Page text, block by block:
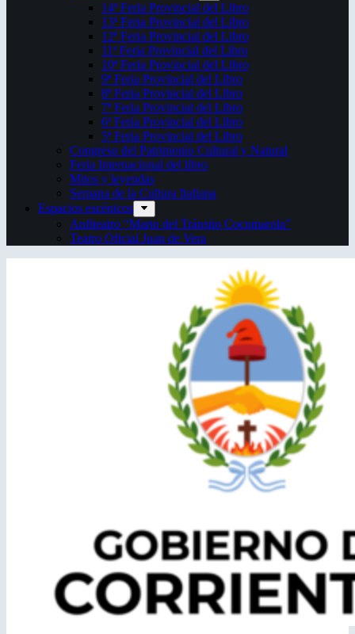
14ª Feria Provincial del Libro
13ª Feria Provincial del Libro
12ª Feria Provincial del Libro
11ª Feria Provincial del Libro
10ª Feria Provincial del Libro
9ª Feria Provincial del Libro
8ª Feria Provincial del Libro
7ª Feria Provincial del Libro
6ª Feria Provincial del Libro
5ª Feria Provincial del Libro
Congreso del Patrimonio Cultural y Natural
Feria Internacional del libro
Mitos y leyendas
Semana de la Cultura Italiana
Espacios escénicos
Anfiteatro “Mario del Tránsito Cocomarola”
Teatro Oficial Juan de Vera